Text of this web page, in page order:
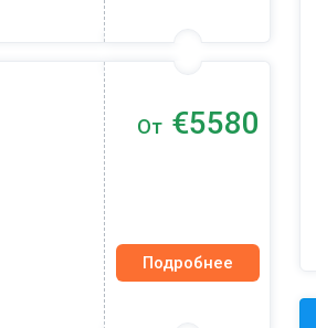
От €5580
Подробнее